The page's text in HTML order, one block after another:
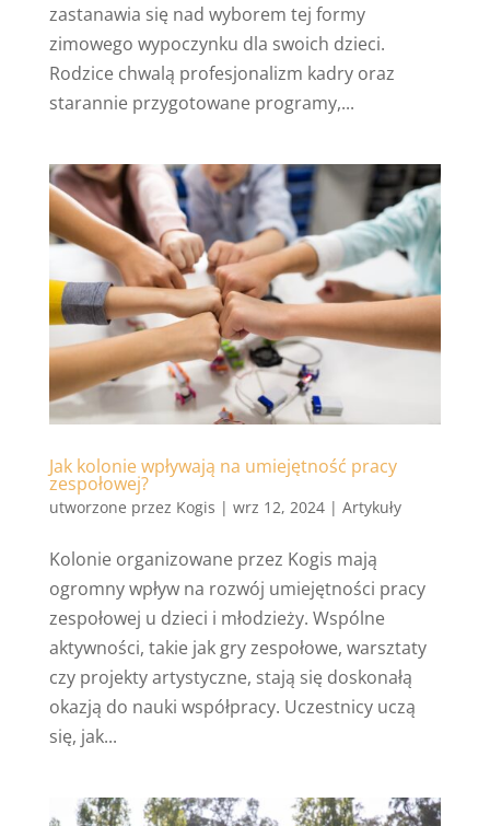
zastanawia się nad wyborem tej formy
zimowego wypoczynku dla swoich dzieci.
Rodzice chwalą profesjonalizm kadry oraz
starannie przygotowane programy,...
Jak kolonie wpływają na umiejętność pracy
zespołowej?
utworzone przez Kogis | wrz 12, 2024| Artykuły
Kolonie organizowane przez Kogis mają
ogromny wpływ na rozwój umiejętności pracy
zespołowej u dzieci i młodzieży. Wspólne
aktywności, takie jak gry zespołowe, warsztaty
czy projekty artystyczne, stają się doskonałą
okazją do nauki współpracy. Uczestnicy uczą
się, jak...